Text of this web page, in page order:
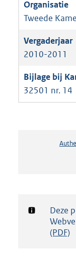
Tweede
2010-2011
32501 nr. 14
Deze
(PDF)